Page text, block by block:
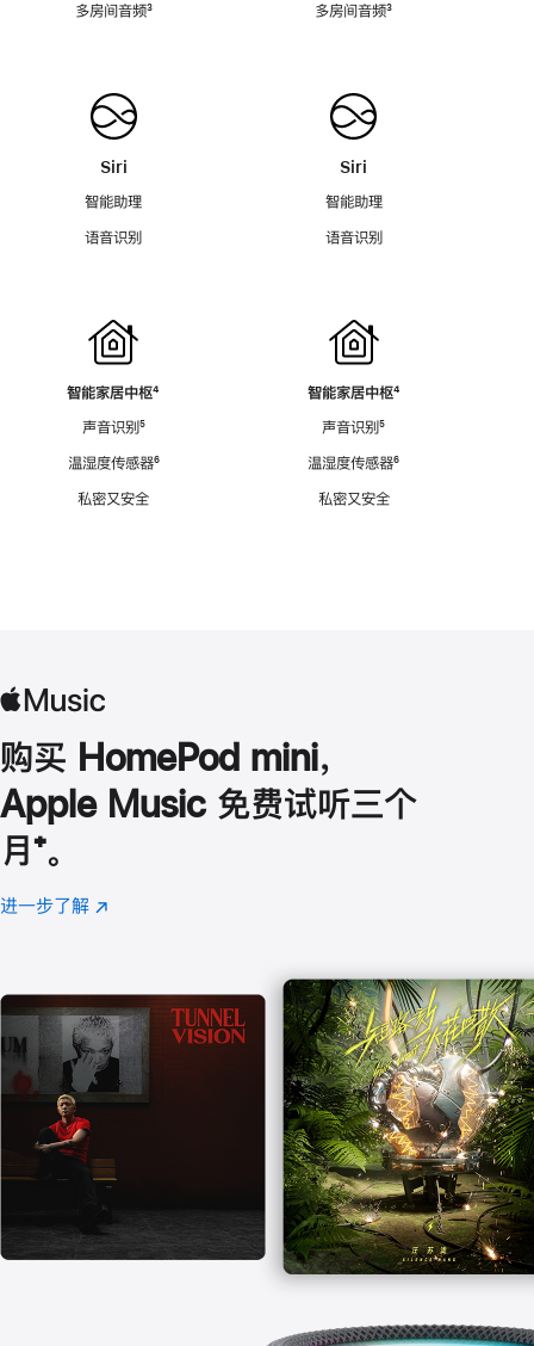
多房间音频脚
³
Siri
智能助理
语音识别
智能家居中枢脚
⁴
声音识别脚
⁵
温湿度传感器脚
⁶
私密又安全
多房间音频脚
³
Siri
智能助理
语音识别
智能家居中枢脚
⁴
声音识别脚
⁵
温湿度传感器脚
⁶
私密又安全
购买 HomePod mini，
Apple Music 免费试听三个
月 脚
注
⁺。
进一步了解 Apple
(在
口
中
打
开)